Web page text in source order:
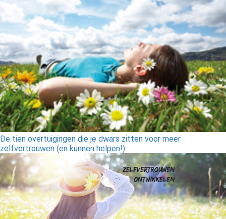
De tien overtuigingen die je dwars zitten voor meer
zelfvertrouwen (en kunnen helpen!)